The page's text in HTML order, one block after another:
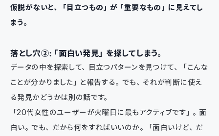
仮説がないと、「目立つもの」が「重要なもの」に見えてし
まう。
落とし穴②：「面白い発見」を探してしまう。
データの中を探索して、目立つパターンを見つけて、「こんな
ことが分かりました」と報告する。でも、それが判断に使え
る発見かどうかは別の話です。
「20代女性のユーザーが火曜日に最もアクティブです」。面
白い。でも、だから何をすればいいのか。「面白いけど、だ